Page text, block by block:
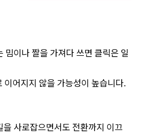
밈이나 짤을 가져다 쓰면 클릭은 일
이어지지 않을 가능성이 높습니다.
사로잡으면서도 전환까지 이끄